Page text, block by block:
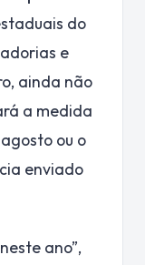
do
e
ainda não
a medida
ou o
enviado
ano”,